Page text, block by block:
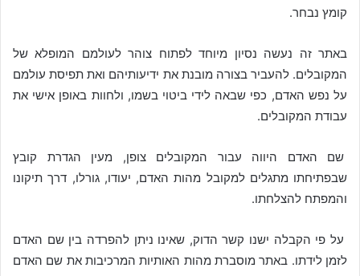
קומץ נבחר.
באתר זה נעשה נסיון מיוחד לפתוח צוהר לעולמם המופלא של
המקובלים. להעביר בצורה מובנת את ידיעותיהם ואת תפיסת עולמם
על נפש האדם, כפי שבאה לידי ביטוי בשמו, ולחוות באופן אישי את
עבודת המקובלים.
שם האדם היווה עבור המקובלים צופן, מעין הגדרת קובץ
שבפתיחתו מתגלים למקובל מהות האדם, יעודו, גורלו, דרך תיקונו
והמפתח להצלחתו.
על פי הקבלה ישנו קשר הדוק, שאינו ניתן להפרדה בין שם האדם
לזמן לידתו. באתר מוסברת מהות האותיות המרכיבות את שם האדם